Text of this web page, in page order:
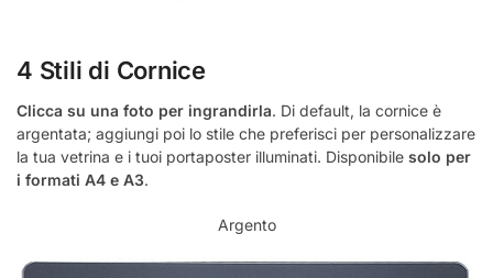
4 Stili di Cornice
Clicca su una foto per ingrandirla. Di default, la cornice è
argentata; aggiungi poi lo stile che preferisci per personalizzare
la tua vetrina e i tuoi portaposter illuminati. Disponibile solo per
i formati A4 e A3.
Argento